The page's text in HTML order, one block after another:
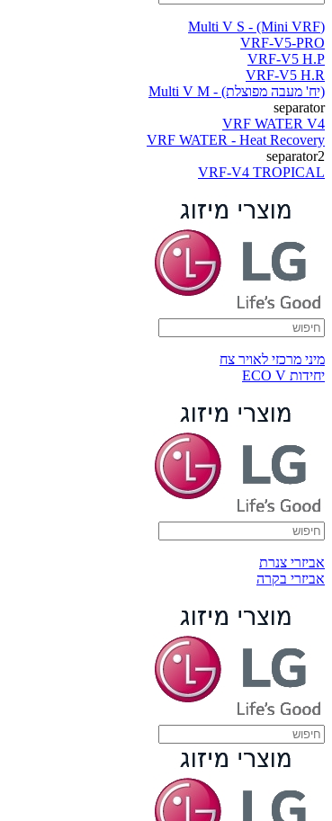
(Multi V S - (Mini VRF
VRF-V5-PRO
VRF-V5 H.P
VRF-V5 H.R
(יח' מעבה מפוצלת) - Multi V M
separator
VRF WATER V4
VRF WATER - Heat Recovery
separator2
VRF-V4 TROPICAL
מיני מרכזי לאויר צח
יחידות ECO V
אביזרי צנרת
אביזרי בקרה